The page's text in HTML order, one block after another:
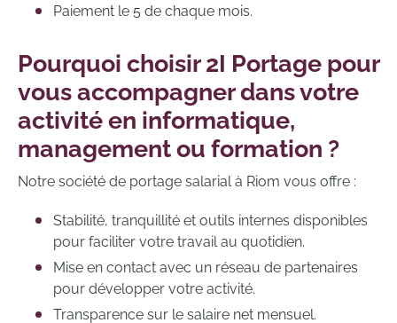
Paiement le 5 de chaque mois.
Pourquoi choisir 2I Portage pour
vous accompagner dans votre
activité en informatique,
management ou formation ?
Notre société de portage salarial à Riom vous offre :
Stabilité, tranquillité et outils internes disponibles
pour faciliter votre travail au quotidien.
Mise en contact avec un réseau de partenaires
pour développer votre activité.
Transparence sur le salaire net mensuel.